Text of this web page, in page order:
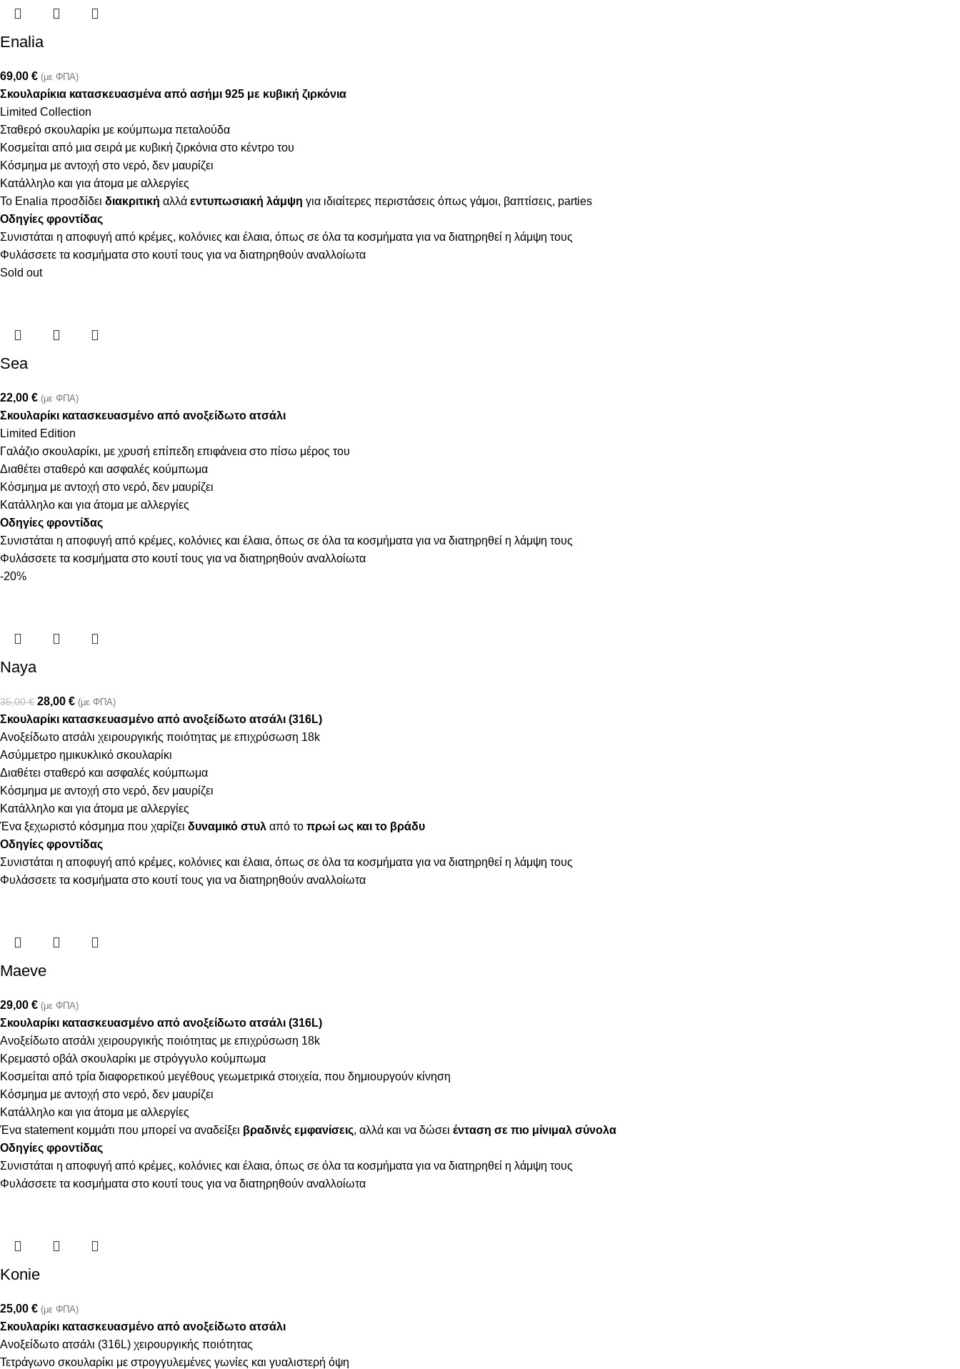
Enalia
69,00 € (με ΦΠΑ)
Σκουλαρίκια κατασκευασμένα από ασήμι 925 με κυβική ζιρκόνια
Limited Collection
Σταθερό σκουλαρίκι με κούμπωμα πεταλούδα
Κοσμείται από μια σειρά με κυβική ζιρκόνια στο κέντρο του
Κόσμημα με αντοχή στο νερό, δεν μαυρίζει
Κατάλληλο και για άτομα με αλλεργίες
Το Enalia προσδίδει διακριτική αλλά εντυπωσιακή λάμψη για ιδιαίτερες περιστάσεις όπως γάμοι, βαπτίσεις, parties
Οδηγίες φροντίδας
Συνιστάται η αποφυγή από κρέμες, κολόνιες και έλαια, όπως σε όλα τα κοσμήματα για να διατηρηθεί η λάμψη τους
Φυλάσσετε τα κοσμήματα στο κουτί τους για να διατηρηθούν αναλλοίωτα
Sold out
Sea
22,00 € (με ΦΠΑ)
Σκουλαρίκι κατασκευασμένο από ανοξείδωτο ατσάλι
Limited Edition
Γαλάζιο σκουλαρίκι, με χρυσή επίπεδη επιφάνεια στο πίσω μέρος του
Διαθέτει σταθερό και ασφαλές κούμπωμα
Κόσμημα με αντοχή στο νερό, δεν μαυρίζει
Κατάλληλο και για άτομα με αλλεργίες
Οδηγίες φροντίδας
Συνιστάται η αποφυγή από κρέμες, κολόνιες και έλαια, όπως σε όλα τα κοσμήματα για να διατηρηθεί η λάμψη τους
Φυλάσσετε τα κοσμήματα στο κουτί τους για να διατηρηθούν αναλλοίωτα
-20%
Naya
35,00€ 28,00 € (με ΦΠΑ)
Σκουλαρίκι κατασκευασμένο από ανοξείδωτο ατσάλι (316L)
Ανοξείδωτο ατσάλι χειρουργικής ποιότητας με επιχρύσωση 18k
Ασύμμετρο ημικυκλικό σκουλαρίκι
Διαθέτει σταθερό και ασφαλές κούμπωμα
Κόσμημα με αντοχή στο νερό, δεν μαυρίζει
Κατάλληλο και για άτομα με αλλεργίες
Ένα ξεχωριστό κόσμημα που χαρίζει δυναμικό στυλ από το πρωί ως και το βράδυ
Οδηγίες φροντίδας
Συνιστάται η αποφυγή από κρέμες, κολόνιες και έλαια, όπως σε όλα τα κοσμήματα για να διατηρηθεί η λάμψη τους
Φυλάσσετε τα κοσμήματα στο κουτί τους για να διατηρηθούν αναλλοίωτα
Maeve
29,00 € (με ΦΠΑ)
Σκουλαρίκι κατασκευασμένο από ανοξείδωτο ατσάλι (316L)
Ανοξείδωτο ατσάλι χειρουργικής ποιότητας με επιχρύσωση 18k
Κρεμαστό οβάλ σκουλαρίκι με στρόγγυλο κούμπωμα
Κοσμείται από τρία διαφορετικού μεγέθους γεωμετρικά στοιχεία, που δημιουργούν κίνηση
Κόσμημα με αντοχή στο νερό, δεν μαυρίζει
Κατάλληλο και για άτομα με αλλεργίες
Ένα statement κομμάτι που μπορεί να αναδείξει βραδινές εμφανίσεις, αλλά και να δώσει ένταση σε πιο μίνιμαλ σύνολα
Οδηγίες φροντίδας
Συνιστάται η αποφυγή από κρέμες, κολόνιες και έλαια, όπως σε όλα τα κοσμήματα για να διατηρηθεί η λάμψη τους
Φυλάσσετε τα κοσμήματα στο κουτί τους για να διατηρηθούν αναλλοίωτα
Konie
25,00 € (με ΦΠΑ)
Σκουλαρίκι κατασκευασμένο από ανοξείδωτο ατσάλι
Ανοξείδωτο ατσάλι (316L) χειρουργικής ποιότητας
Τετράγωνο σκουλαρίκι με στρογγυλεμένες γωνίες και γυαλιστερή όψη